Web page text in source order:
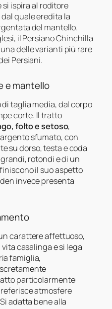
si ispira al roditore
quale eredita la
del mantello.
il Persiano Chinchilla
delle varianti più rare
Persiani.
e mantello
taglia media, dal corpo
corte. Il tratto
folto e setoso,
sfumato, con
su dorso, testa e coda
rotondi e di un
il suo aspetto
invece presenta
carattere affettuoso,
casalinga e si lega
famiglia,
particolarmente
atmosfere
adatta bene alla